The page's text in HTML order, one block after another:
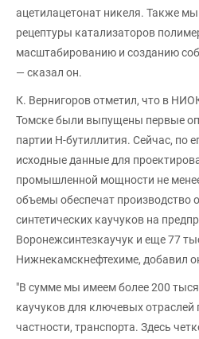
ацетилацетонат никеля. Также
рецептуры катализаторов
масштабированию и созданию
— сказал он.
К. Вернигоров отметил, что в
Томске были выпущены первые
партии Н-бутиллития. Сейчас, по
исходные данные для
промышленной мощности не
объемы обеспечат производство
синтетических каучуков на
Воронежсинтезкаучук и еще 77
Нижнекамскнефтехиме, добавил
"В сумме мы имеем более 200
каучуков для ключевых
частности, транспорта. Здесь